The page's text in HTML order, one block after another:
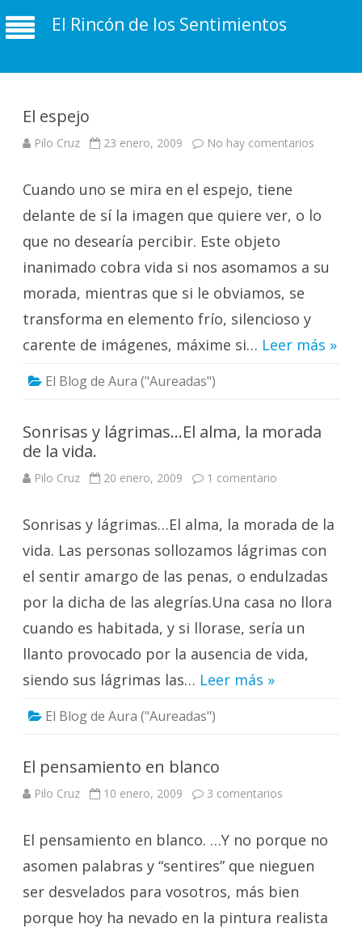
El Rincón de los Sentimientos
El espejo
Pilo Cruz 23 enero, 2009 No hay comentarios
Cuando uno se mira en el espejo, tiene
delante de sí la imagen que quiere ver, o lo
que no desearía percibir. Este objeto
inanimado cobra vida si nos asomamos a su
morada, mientras que si le obviamos, se
transforma en elemento frío, silencioso y
carente de imágenes, máxime si… Leer más »
El Blog de Aura ("Aureadas")
Sonrisas y lágrimas…El alma, la morada
de la vida.
Pilo Cruz 20 enero, 2009 1 comentario
El
alma,
la
morada
de
la
Sonrisas y lágrimas…El alma, la morada de la
vida. Las personas sollozamos lágrimas con
el sentir amargo de las penas, o endulzadas
por la dicha de las alegrías.Una casa no llora
cuando es habitada, y si llorase, sería un
llanto provocado por la ausencia de vida,
siendo sus lágrimas las… Leer más »
El Blog de Aura ("Aureadas")
El pensamiento en blanco
Pilo Cruz 10 enero, 2009 3 comentarios
blanco
El pensamiento en blanco. …Y no porque no
asomen palabras y “sentires” que nieguen
ser desvelados para vosotros, más bien
porque hoy ha nevado en la pintura realista